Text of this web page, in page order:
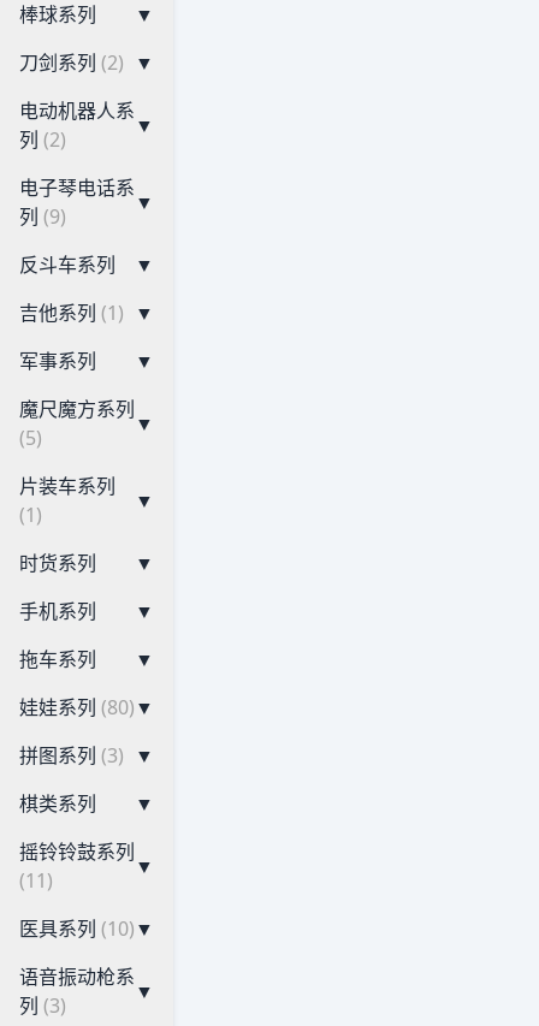
棒球系列
▼
刀剑系列 (2) ▼
电动机器人系
列 (2)
▼
电子琴电话系
列 (9)
▼
反斗车系列
▼
吉他系列 (1) ▼
军事系列
▼
魔尺魔方系列
(5)
▼
片装车系列
(1)
▼
时货系列
▼
手机系列
▼
拖车系列
▼
娃娃系列 (80)▼
拼图系列 (3) ▼
棋类系列
▼
摇铃铃鼓系列
(11)
▼
医具系列 (10)▼
语音振动枪系
列 (3)
▼